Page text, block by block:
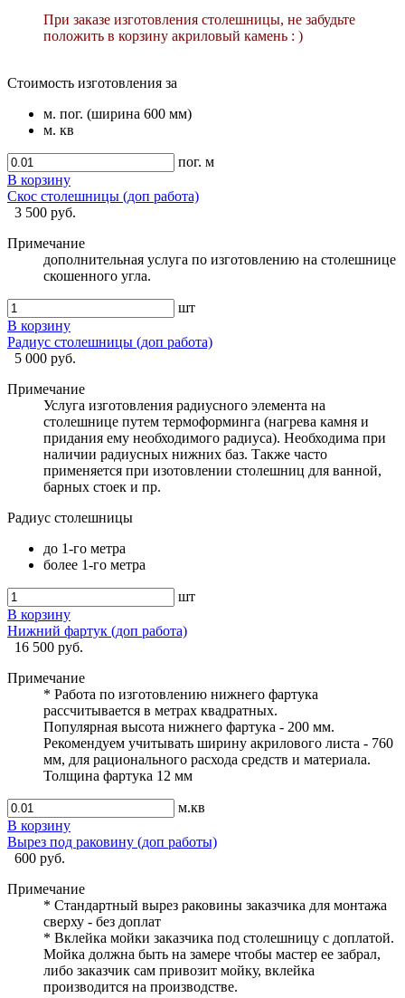
При заказе изготовления столешницы, не забудьте
положить в корзину акриловый камень : )
Стоимость изготовления за
м. пог. (ширина 600 мм)
м. кв
пог. м
В корзину
Скос столешницы (доп работа)
3 500 руб.
Примечание
дополнительная услуга по изготовлению на столешнице
скошенного угла.
шт
В корзину
Радиус столешницы (доп работа)
5 000 руб.
Примечание
Услуга изготовления радиусного элемента на
столешнице путем термоформинга (нагрева камня и
придания ему необходимого радиуса). Необходима при
наличии радиусных нижних баз. Также часто
применяется при изотовлении столешниц для ванной,
барных стоек и пр.
Радиус столешницы
до 1-го метра
более 1-го метра
шт
В корзину
Нижний фартук (доп работа)
16 500 руб.
Примечание
* Работа по изготовлению нижнего фартука
рассчитывается в метрах квадратных.
Популярная высота нижнего фартука - 200 мм.
Рекомендуем учитывать ширину акрилового листа - 760
мм, для рационального расхода средств и материала.
Толщина фартука 12 мм
м.кв
В корзину
Вырез под раковину (доп работы)
600 руб.
Примечание
* Стандартный вырез раковины заказчика для монтажа
сверху - без доплат
* Вклейка мойки заказчика под столешницу с доплатой.
Мойка должна быть на замере чтобы мастер ее забрал,
либо заказчик сам привозит мойку, вклейка
производится на производстве.